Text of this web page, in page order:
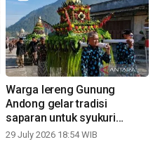
Warga lereng Gunung
Andong gelar tradisi
saparan untuk syukuri
panen
29 July 2026 18:54 WIB